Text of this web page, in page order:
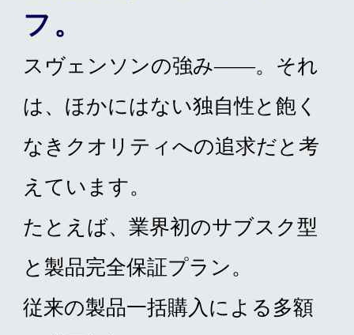
フ。
スヴェンソンの強み——。それ
は、ほかにはない独自性と飽く
なきクオリティへの追求だと考
えています。
たとえば、業界初のサブスク型
と製品完全保証プラン。
従来の製品一括購入による多額